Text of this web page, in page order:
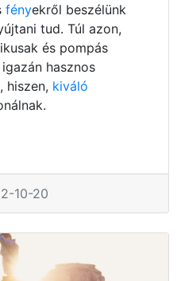
fényekről beszélünk
tud. Túl azon,
és pompás
hasznos
hiszen, kiváló
10-20